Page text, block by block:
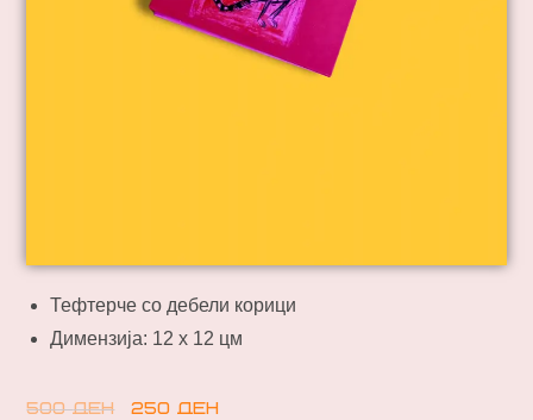
Тефтерче со дебели корици
Димензија: 12 х 12 цм
500ден 250ден